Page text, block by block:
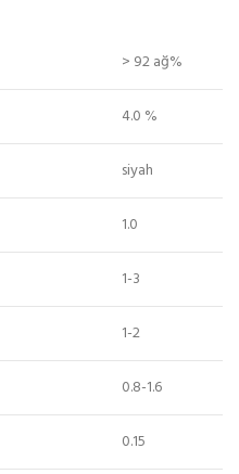
> 92 ağ%
4.0 %
siyah
1.0
1-3
1-2
0.8-1.6
0.15